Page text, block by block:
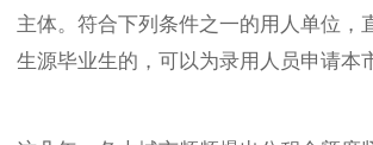
主体。符合下列条件之一的用人单位，
生源毕业生的，可以为录用人员申请本